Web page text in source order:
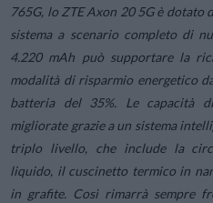
765G, lo ZTE Axon 20 5G è
sistema a scenario completo di
4.220 mAh può supportare la
modalità di risparmio energetico
batteria del 35%. Le capacità
migliorate grazie a un sistema
triplo livello, che include la
liquido, il cuscinetto termico in
in grafite. Così rimarrà sempre